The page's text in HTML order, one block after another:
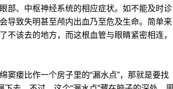
部、中枢神经系统的相应症状。如不能及时诊
导致失明甚至颅内出血乃至危及生命。简单来
不该去的地方，而这根血管与眼睛紧密相连，
瘘比作一个房子里的“漏水点”，那就是要找